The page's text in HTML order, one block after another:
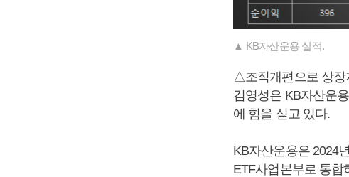
▲ KB자산운용 실적.
△조직개편으로 상장
김영성은 KB자산운
에 힘을 싣고 있다.
KB자산운용은 2024
ETF사업본부로 통합